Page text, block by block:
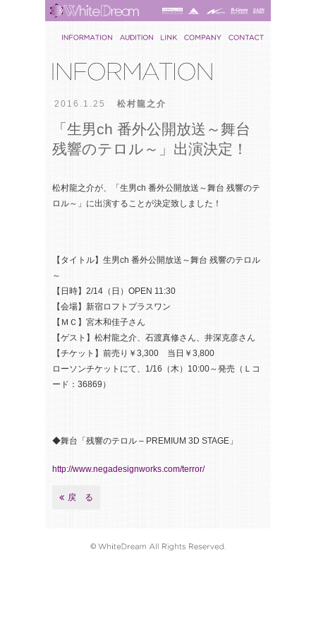
2016.1.25 松村龍之介
「生男ch 番外公開放送～舞台
残響のテロル～」出演決定！
松村龍之介が、「生男ch 番外公開放送～舞台 残響のテ
ロル～」に出演することが決定致しました！
【タイトル】生男ch 番外公開放送～舞台 残響のテロル
～
【日時】2/14（日）OPEN 11:30
【会場】新宿ロフトプラスワン
【ＭＣ】宮木和佳子さん
【ゲスト】松村龍之介、石渡真修さん、井深克彦さん
【チケット】前売り￥3,300 当日￥3,800
ローソンチケットにて、1/16（木）10:00～発売（Ｌコ
ード：36869）
◆舞台「残響のテロル – PREMIUM 3D STAGE」
http://www.negadesignworks.com/terror/
戻 る